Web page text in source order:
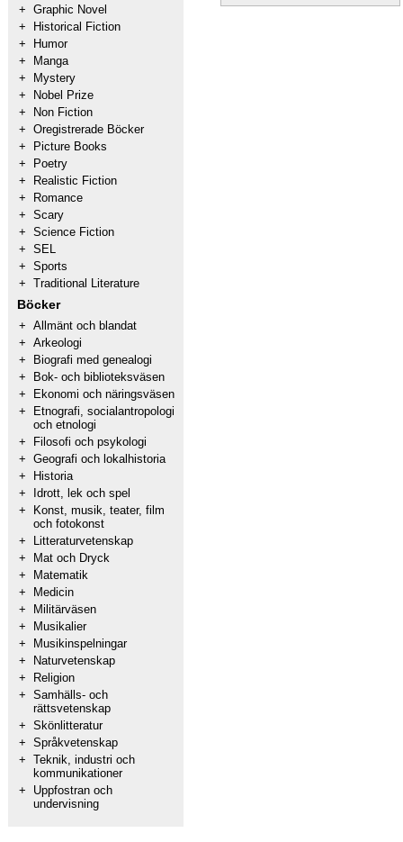
+ Graphic Novel
+
Historical Fiction
+
Humor
+
Manga
+
Mystery
+
Nobel Prize
+
Non Fiction
+ Oregistrerade Böcker
+
Picture Books
+
Poetry
+
Realistic Fiction
+
Romance
+ Scary
+ Science Fiction
+ SEL
+ Sports
+ Traditional Literature
Böcker
+ Allmänt och blandat
+ Arkeologi
+
Biografi med genealogi
+
Bok- och biblioteksväsen
+
Ekonomi och näringsväsen
+
Etnografi, socialantropologi
och etnologi
+
Filosofi och psykologi
+ Geografi och lokalhistoria
+
Historia
+
Idrott, lek och spel
+
Konst, musik, teater, film
och fotokonst
+
Litteraturvetenskap
+
Mat och Dryck
+
Matematik
+
Medicin
+
Militärväsen
+
Musikalier
+
Musikinspelningar
+
Naturvetenskap
+
Religion
+ Samhälls- och
rättsvetenskap
+ Skönlitteratur
+ Språkvetenskap
+ Teknik, industri och
kommunikationer
+
Uppfostran och
undervisning